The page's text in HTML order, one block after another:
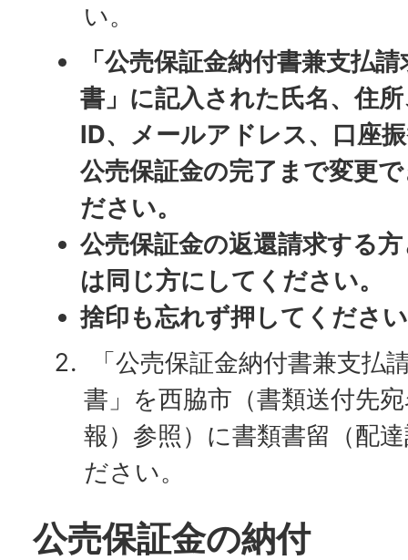
い。
「公売保証金納付書兼支払
書」に記入された氏名、住
ID、メールアドレス、口座
公売保証金の完了まで変更
ださい。
公売保証金の返還請求する
は同じ方にしてください。
捨印も忘れず押してくださ
「公売保証金納付書兼支払
書」を西脇市（書類送付先
報）参照）に書類書留（配
ださい。
公売保証金の納付